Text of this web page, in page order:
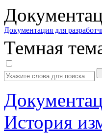
Документация для
Темная
История